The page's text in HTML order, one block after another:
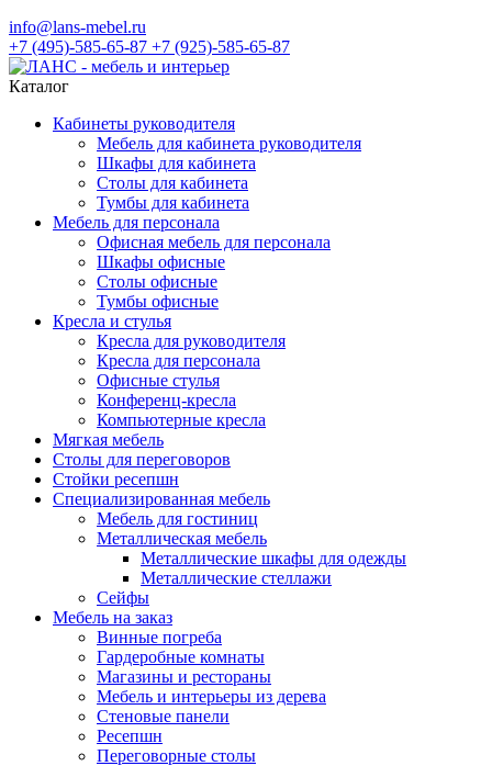
info@lans-mebel.ru
+7 (495)-585-65-87 +7 (925)-585-65-87
Каталог
Кабинеты руководителя
Мебель для кабинета руководителя
Шкафы для кабинета
Столы для кабинета
Тумбы для кабинета
Мебель для персонала
Офисная мебель для персонала
Шкафы офисные
Столы офисные
Тумбы офисные
Кресла и стулья
Кресла для руководителя
Кресла для персонала
Офисные стулья
Конференц-кресла
Компьютерные кресла
Мягкая мебель
Столы для переговоров
Стойки ресепшн
Специализированная мебель
Мебель для гостиниц
Металлическая мебель
Металлические шкафы для одежды
Металлические стеллажи
Сейфы
Мебель на заказ
Винные погреба
Гардеробные комнаты
Магазины и рестораны
Мебель и интерьеры из дерева
Стеновые панели
Ресепшн
Переговорные столы